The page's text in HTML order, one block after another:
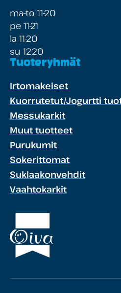
ma-to 11-20
pe 11-21
la 11-20
su 12-20
Tuoteryhmät
Irtomakeiset
Kuorrutetut/Jogurtti
Messukarkit
Muut tuotteet
Purukumit
Sokerittomat
Suklaakonvehdit
Vaahtokarkit